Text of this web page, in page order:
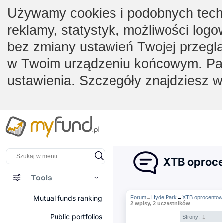
Używamy cookies i podobnych
reklamy, statystyk, możliwości
bez zmiany ustawień Twojej
w Twoim urządzeniu końcowym.
ustawienia. Szczegóły znajdziesz
Tools
Mutual funds ranking
Public portfolios
XTB
Forum→ Hyde Park →XTB
2 wpisy, 2 uczestników
Strony: 1